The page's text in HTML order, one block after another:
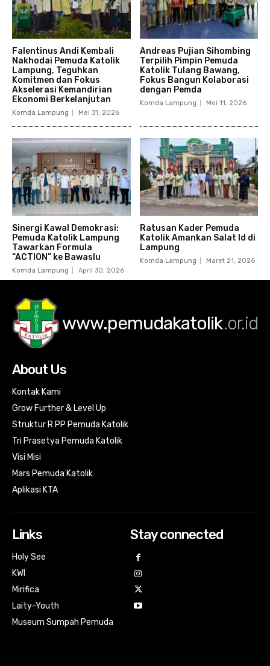
Falentinus Andi Kembali
Nakhodai Pemuda Katolik
Lampung, Teguhkan
Komitmen dan Fokus
Akselerasi Kemandirian
Ekonomi Berkelanjutan
Komda Lampung Mei 31, 2026
Andreas Pujian Sihombing
Terpilih Pimpin Pemuda
Katolik Tulang Bawang,
Fokus Bangun Kolaborasi
dengan Pemda
Komda Lampung Mei 11, 2026
Sinergi Kawal Demokrasi:
Pemuda Katolik Lampung
Tawarkan Formula
“ACTION” ke Bawaslu
Komda Lampung April 30, 2026
Ratusan Kader Pemuda
Katolik Amankan Salat Id di
Lampung
Komda Lampung Maret 21, 2026
www.pemudakatolik.or.id
About Us
Kontak Kami
Grow Further & Level Up
Struktur R PP Pemuda Katolik
Tri Prasetya Pemuda Katolik
Visi Misi
Mars Pemuda Katolik
Aplikasi KTA
Links
Holy See
KWI
Mirifica
Laity-Youth
Museum Sumpah Pemuda
Stay connected